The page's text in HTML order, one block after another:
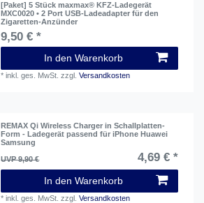
[Paket] 5 Stück maxmax® KFZ-Ladegerät
MXC0020 • 2 Port USB-Ladeadapter für den
Zigaretten-Anzünder
9,50 € *
In den Warenkorb
*inkl. ges. MwSt. zzgl.Versandkosten
REMAX Qi Wireless Charger in Schallplatten-
Form - Ladegerät passend für iPhone Huawei
Samsung
UVP 9,90 €
4,69 € *
In den Warenkorb
*inkl. ges. MwSt. zzgl.Versandkosten